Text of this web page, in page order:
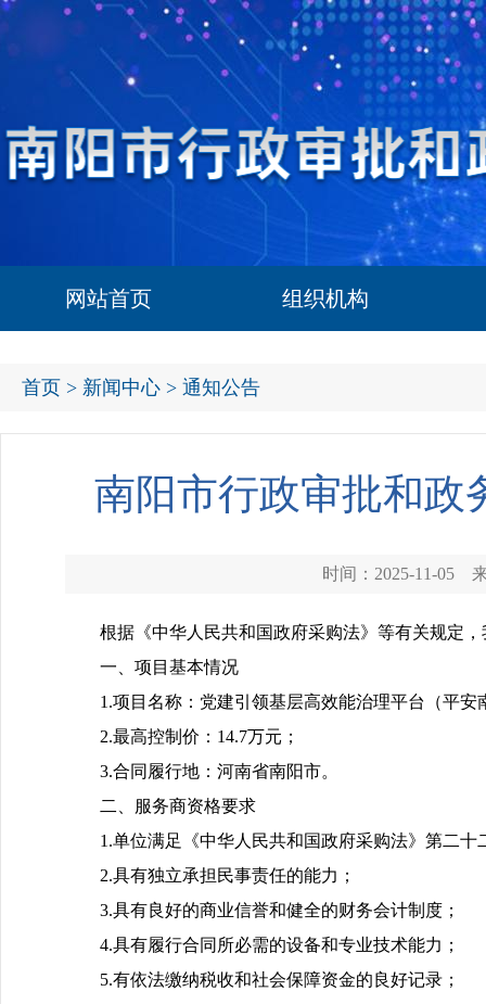
网站首页 组织机构
首页 > 新闻中心 > 通知公告
南阳市行政审批和政
时间：2025-11-05
根据《中华人民共和国政府采购法》等有关规定
一、项目基本情况
1.项目名称：党建引领基层高效能治理平台（平安
2.最高控制价：14.7万元；
3.合同履行地：河南省南阳市。
二、服务商资格要求
1.单位满足《中华人民共和国政府采购法》第二十
2.具有独立承担民事责任的能力；
3.具有良好的商业信誉和健全的财务会计制度；
4.具有履行合同所必需的设备和专业技术能力；
5.有依法缴纳税收和社会保障资金的良好记录；